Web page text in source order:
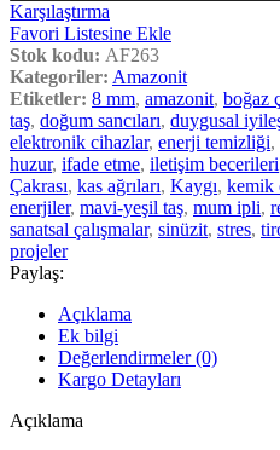
Karşılaştırma
Favori Listesine Ekle
Stok kodu: AF263
Kategoriler: Amazonit
Etiketler: 8 mm, amazonit, boğaz
taş, doğum sancıları, duygusal
elektronik cihazlar, enerji temizliği,
huzur, ifade etme, iletişim becerileri
Çakrası, kas ağrıları, Kaygı, kemik
enerjiler, mavi-yeşil taş, mum ipli,
sanatsal çalışmalar, sinüzit, stres,
projeler
Paylaş:
Açıklama
Ek bilgi
Değerlendirmeler (0)
Kargo Detayları
Açıklama